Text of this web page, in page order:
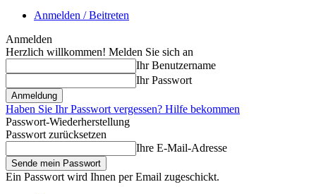
Anmelden / Beitreten
Anmelden
Herzlich willkommen! Melden Sie sich an
Ihr Benutzername
Ihr Passwort
Haben Sie Ihr Passwort vergessen? Hilfe bekommen
Passwort-Wiederherstellung
Passwort zurücksetzen
Ihre E-Mail-Adresse
Ein Passwort wird Ihnen per Email zugeschickt.